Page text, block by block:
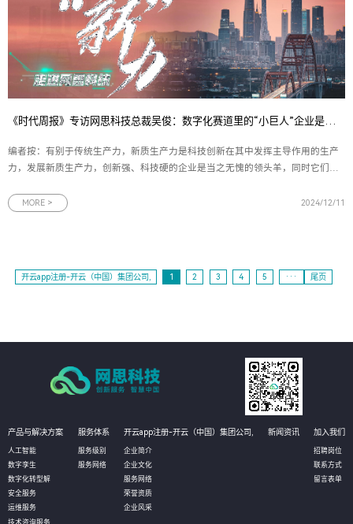
《时代周报》专访网思科技总裁吴俊：数字化赛道里的“小巨人”企业是如何炼成的？
编者按：有别于传统生产力，新质生产力是科技创新在其中发挥主导作用的生产
力，发展新质生产力，创新强、科技硬的企业是当之无愧的领头羊，同时它们也
产”等特征，邮储银行广州市分行践行大行担当，探索创新、专业的金融产品和服
MORE > 2024/12/11
开云app注册-开云（中国）集团公司, 1 2 3 4 5 ··· 尾页
产品与解决方案
人工智能
数字孪生
数字化转型解
安全服务
运维服务
技术咨询服务
服务体系
服务级别
服务网络
开云app注册-开云（中国）集团公司,
企业简介
企业文化
服务网络
荣誉资质
企业风采
新闻资讯 加入我们
招聘岗位
联系方式
留言表单